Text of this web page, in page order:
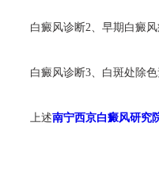
白癜风诊断2、早期白癜风
白癜风诊断3、白斑处除色
上述南宁西京白癜风研究